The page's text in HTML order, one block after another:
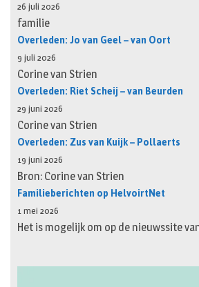
26 juli 2026
familie
Overleden: Jo van Geel – van Oort
9 juli 2026
Corine van Strien
Overleden: Riet Scheij – van Beurden
29 juni 2026
Corine van Strien
Overleden: Zus van Kuijk – Pollaerts
19 juni 2026
Bron: Corine van Strien
Familieberichten op HelvoirtNet
1 mei 2026
Het is mogelijk om op de nieuwssite